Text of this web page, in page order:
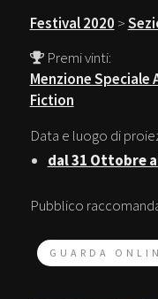
Festival 2020 >
Premi vinti:
Menzione Speciale
Fiction
Data e luogo di
dal 31 Ottobre
Pubblico
GUARDA